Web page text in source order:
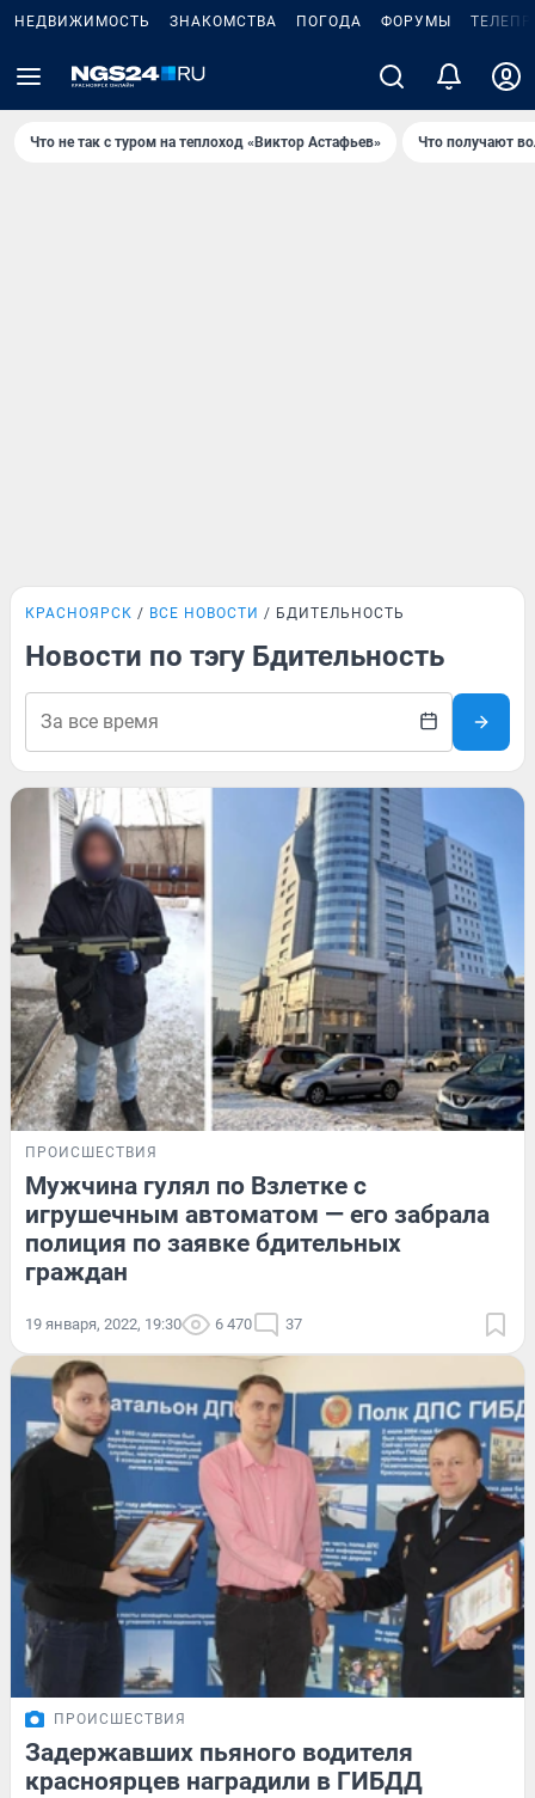
НЕДВИЖИМОСТЬ ЗНАКОМСТВА ПОГОДА ФОРУМЫ
Что не так с туром на теплоход «Виктор Астафьев» Что получают
КРАСНОЯРСК ВСЕ НОВОСТИ БДИТЕЛЬНОСТЬ
Новости по тэгу Бдительность
ПРОИСШЕСТВИЯ
Мужчина гулял по Взлетке с
игрушечным автоматом — его забрала
полиция по заявке бдительных
граждан
19 января, 2022, 19:30 6 470 37
ПРОИСШЕСТВИЯ
Задержавших пьяного водителя
красноярцев наградили в ГИБДД